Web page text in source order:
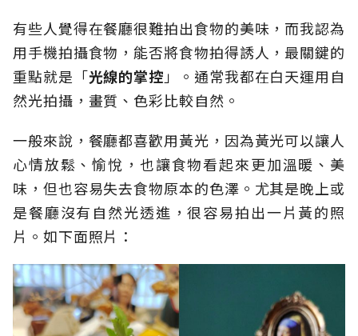
有些人覺得在餐廳很難拍出食物的美味，而我認為
用手機拍攝食物，能否將食物拍得誘人，最關鍵的
重點就是「光線的掌控 」。通常我都在白天運用自
然光拍攝，畫質、色彩比較自然。
一般來說，餐廳都喜歡用黃光，因為黃光可以讓人
心情放鬆、愉悅，也讓食物看起來更加溫暖、美
味，但也容易失去食物原本的色澤。尤其是晚上或
是餐廳沒有自然光透進，很容易拍出一片黃的照
片。如下面照片：